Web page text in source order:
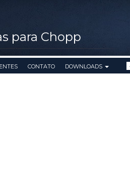
para Chopp
CONTATO DOWNLOADS